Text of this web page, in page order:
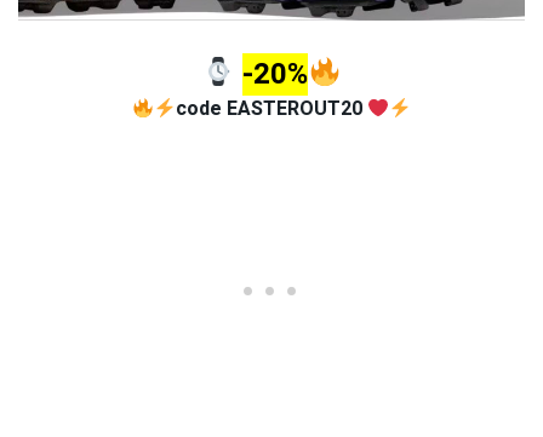
-20%
code EASTEROUT20